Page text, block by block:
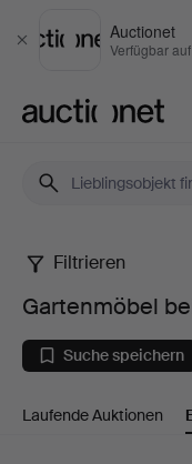
Schließen
Auctionet
Verfügbar
bei
Höganäs
Filtrieren
Gartenmöbel
Suche speichern
Laufende Auktionen